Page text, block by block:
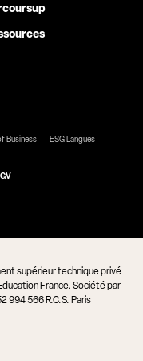
Business
ESG Langues
supérieur technique privé
France. Société par
994 566 R.C.S. Paris